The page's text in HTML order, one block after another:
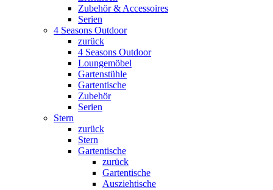
Zubehör & Accessoires
Serien
4 Seasons Outdoor
zurück
4 Seasons Outdoor
Loungemöbel
Gartenstühle
Gartentische
Zubehör
Serien
Stern
zurück
Stern
Gartentische
zurück
Gartentische
Ausziehtische